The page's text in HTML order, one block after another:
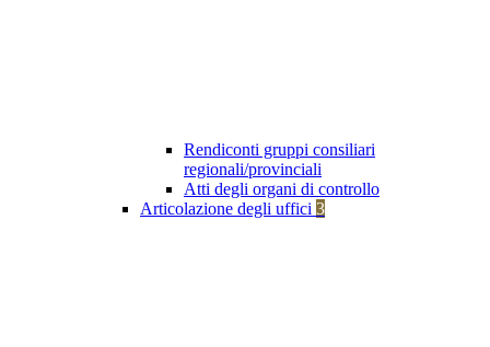
Rendiconti gruppi consiliari
regionali/provinciali
Atti degli organi di controllo
Articolazione degli uffici 3